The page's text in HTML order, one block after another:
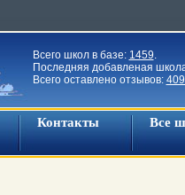
Всего школ в базе: 1459.
Последняя добавленая
Всего оставлено отзывов:
Контакты Все